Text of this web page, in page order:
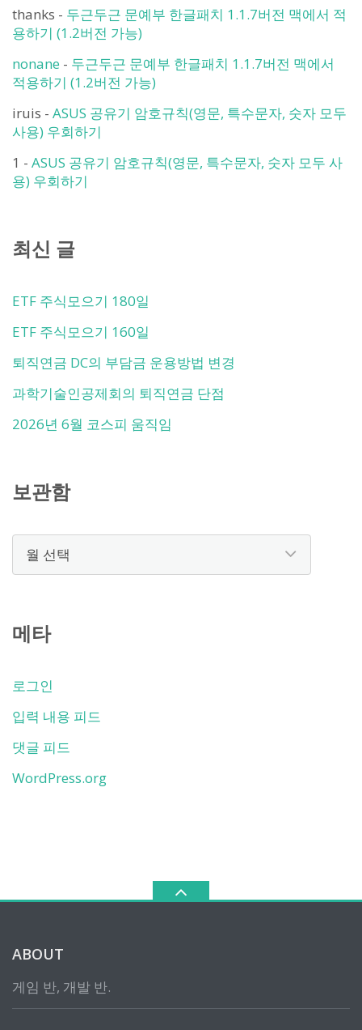
thanks - 두근두근 문예부 한글패치 1.1.7버전 맥에서 적
용하기 (1.2버전 가능)
nonane - 두근두근 문예부 한글패치 1.1.7버전 맥에서
적용하기 (1.2버전 가능)
iruis - ASUS 공유기 암호규칙(영문, 특수문자, 숫자 모두
사용) 우회하기
1 - ASUS 공유기 암호규칙(영문, 특수문자, 숫자 모두 사
용) 우회하기
최신 글
ETF 주식모으기 180일
ETF 주식모으기 160일
퇴직연금 DC의 부담금 운용방법 변경
과학기술인공제회의 퇴직연금 단점
2026년 6월 코스피 움직임
보관함
메타
로그인
입력 내용 피드
댓글 피드
WordPress.org
ABOUT
게임 반, 개발 반.